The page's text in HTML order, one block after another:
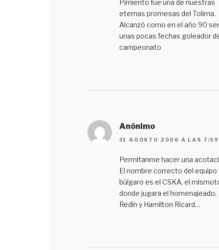
Pimiento fue una de nuestras
eternas promesas del Tolima.
Alcanzó como en el año 90
unas pocas fechas goleador
campeonato
Anónimo
31 AGOSTO 2006 A LAS
Permitanme hacer una
El nombre correcto del equipo
búlgaro es el CSKA, el
donde jugara el homenajeado,
Redín y Hamilton Ricard…